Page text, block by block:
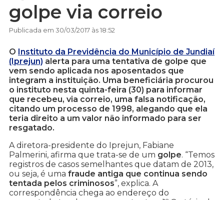
golpe via correio
Publicada em 30/03/2017 às 18:52
O Instituto da Previdência do Município de Jundiaí
(Iprejun) alerta para uma tentativa de golpe que
vem sendo aplicada nos aposentados que
integram a instituição. Uma beneficiária procurou
o instituto nesta quinta-feira (30) para informar
que recebeu, via correio, uma falsa notificação,
citando um processo de 1998, alegando que ela
teria direito a um valor não informado para ser
resgatado.
A diretora-presidente do Iprejun, Fabiane
Palmerini, afirma que trata-se de um golpe. “Temos
registros de casos semelhantes que datam de 2013,
ou seja, é uma fraude antiga que continua sendo
tentada pelos criminosos”, explica. A
correspondência chega ao endereço do